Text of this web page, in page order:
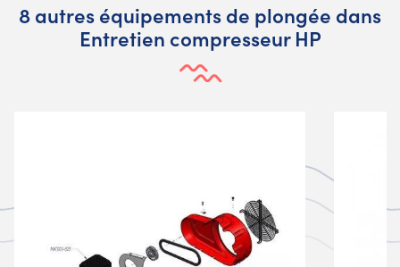
8 autres équipements de plongée dans
Entretien compresseur HP